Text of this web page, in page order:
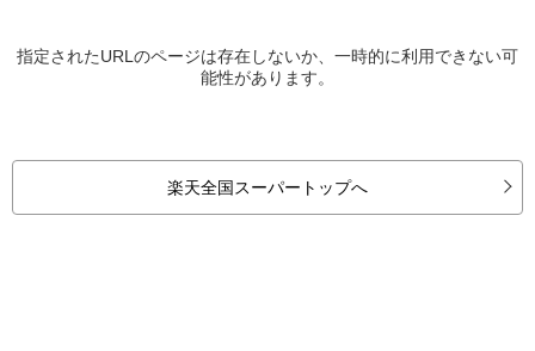
指定されたURLのページは存在しないか、一時的に利用できない可
能性があります。
楽天全国スーパートップへ